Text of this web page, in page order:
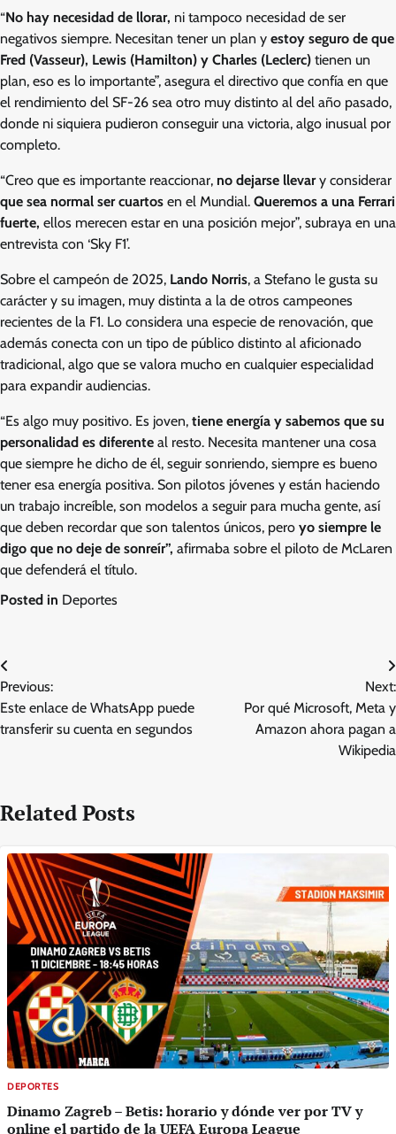
“No hay necesidad de llorar, ni tampoco necesidad de ser
negativos siempre. Necesitan tener un plan y estoy seguro de que
Fred (Vasseur), Lewis (Hamilton) y Charles (Leclerc) tienen un
plan, eso es lo importante”, asegura el directivo que confía en que
el rendimiento del SF-26 sea otro muy distinto al del año pasado,
donde ni siquiera pudieron conseguir una victoria, algo inusual por
completo.
“Creo que es importante reaccionar, no dejarse llevary considerar
que sea normal ser cuartos en el Mundial. Queremos a una Ferrari
fuerte, ellos merecen estar en una posición mejor”, subraya en una
entrevista con ‘Sky F1’.
Sobre el campeón de 2025, Lando Norris, a Stefano le gusta su
carácter y su imagen, muy distinta a la de otros campeones
recientes de la F1. Lo considera una especie de renovación, que
además conecta con un tipo de público distinto al aficionado
tradicional, algo que se valora mucho en cualquier especialidad
para expandir audiencias.
“Es algo muy positivo. Es joven, tiene energía y sabemos que su
personalidad es diferente al resto. Necesita mantener una cosa
que siempre he dicho de él, seguir sonriendo, siempre es bueno
tener esa energía positiva. Son pilotos jóvenes y están haciendo
un trabajo increíble, son modelos a seguir para mucha gente, así
que deben recordar que son talentos únicos, pero yo siempre le
digo que no deje de sonreír”, afirmaba sobre el piloto de McLaren
que defenderá el título.
Posted in Deportes
Post
navigation
Previous:
Este enlace de WhatsApp puede
transferir su cuenta en segundos
Next:
Por qué Microsoft, Meta y
Amazon ahora pagan a
Wikipedia
Related Posts
DEPORTES
Dinamo Zagreb – Betis: horario y dónde ver por TV y
online el partido de la UEFA Europa League